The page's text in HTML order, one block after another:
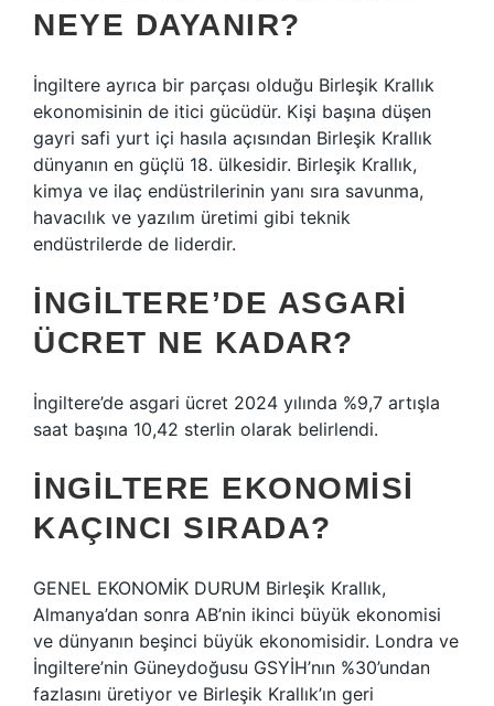
NEYE DAYANIR?
İngiltere ayrıca bir parçası olduğu Birleşik Krallık
ekonomisinin de itici gücüdür. Kişi başına düşen
gayri safi yurt içi hasıla açısından Birleşik Krallık
dünyanın en güçlü 18. ülkesidir. Birleşik Krallık,
kimya ve ilaç endüstrilerinin yanı sıra savunma,
havacılık ve yazılım üretimi gibi teknik
endüstrilerde de liderdir.
İNGILTERE’DE ASGARI
ÜCRET NE KADAR?
İngiltere’de asgari ücret 2024 yılında %9,7 artışla
saat başına 10,42 sterlin olarak belirlendi.
İNGILTERE EKONOMISI
KAÇINCI SIRADA?
GENEL EKONOMİK DURUM Birleşik Krallık,
Almanya’dan sonra AB’nin ikinci büyük ekonomisi
ve dünyanın beşinci büyük ekonomisidir. Londra ve
İngiltere’nin Güneydoğusu GSYİH’nın %30’undan
fazlasını üretiyor ve Birleşik Krallık’ın geri